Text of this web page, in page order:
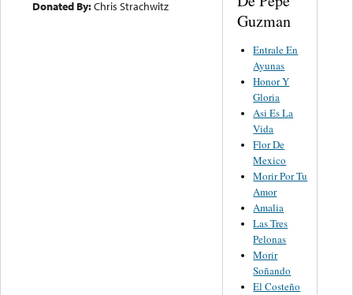
Donated By:Chris Strachwitz
Guzman
Entrale En
Ayunas
Honor Y
Gloria
Asi Es La
Vida
Flor De
Mexico
Morir Por Tu
Amor
Amalia
Las Tres
Pelonas
Morir
Soñando
El Costeño